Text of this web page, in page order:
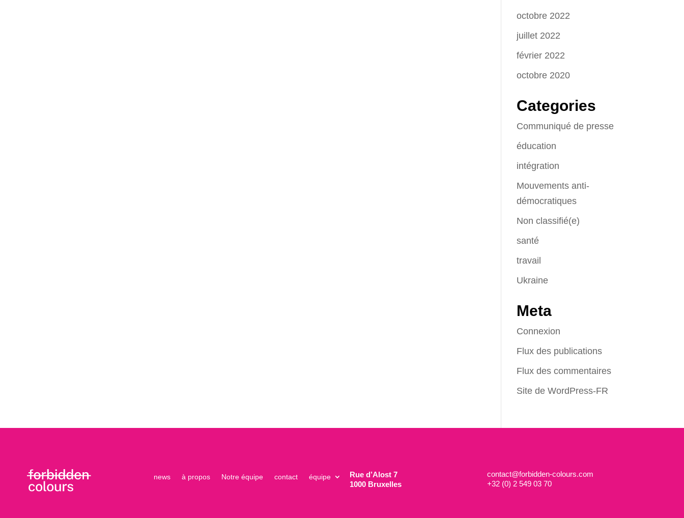
octobre 2022
juillet 2022
février 2022
octobre 2020
Categories
Communiqué de presse
éducation
intégration
Mouvements anti-
démocratiques
Non classifié(e)
santé
travail
Ukraine
Meta
Connexion
Flux des publications
Flux des commentaires
Site de WordPress-FR
news à propos Notre équipe contact équipe
Rue d’Alost 7
1000 Bruxelles
contact@forbidden-colours.com
+32 (0) 2 549 03 70